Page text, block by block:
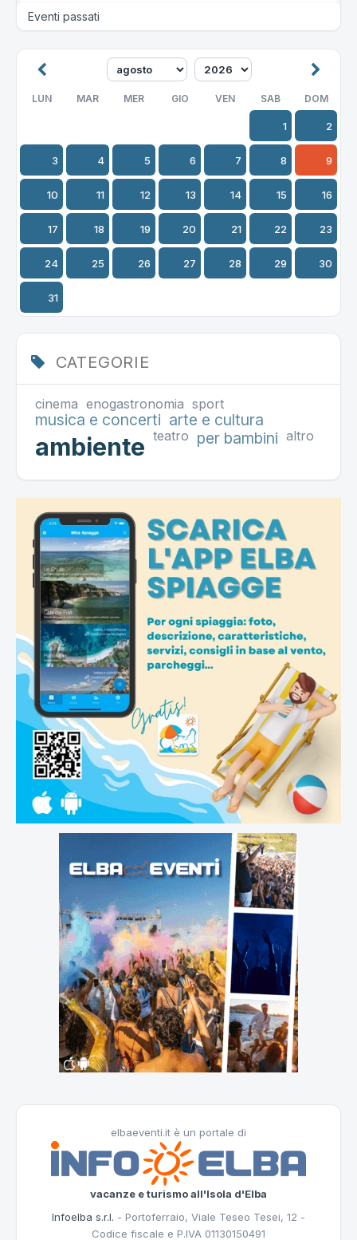
Eventi passati
LUN MAR MER GIO VEN SAB DOM
1 2
3 4 5 6 7 8 9
10 11 12 13 14 15 16
17 18 19 20 21 22 23
24 25 26 27 28 29 30
31
CATEGORIE
cinema enogastronomia sport
musica e concerti arte e cultura
ambiente teatro per bambini altro
elbaeventi.it è un portale di
vacanze e turismo all'Isola d'Elba
Infoelba s.r.l. - Portoferraio, Viale Teseo Tesei, 12 -
Codice fiscale e P.IVA 01130150491